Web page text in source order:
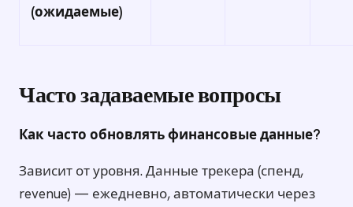
(ожидаемые)
Часто задаваемые вопросы
Как часто обновлять финансовые данные?
Зависит от уровня. Данные трекера (спенд,
revenue) — ежедневно, автоматически через